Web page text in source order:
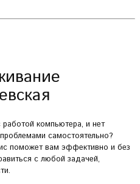
компьютера, и нет
самостоятельно?
поможет вам эффективно и без
с любой задачей,